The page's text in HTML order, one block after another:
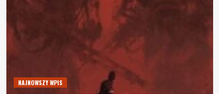
NAJNOWSZY WPIS